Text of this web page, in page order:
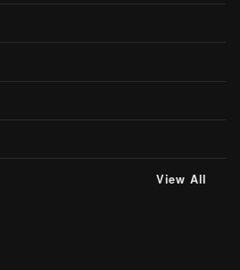
View All